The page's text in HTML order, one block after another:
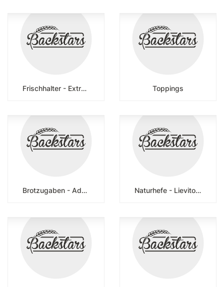
Frischhalter - Extrudate Toppings
Brotzugaben - Add-ons Naturhefe - Lievito madre